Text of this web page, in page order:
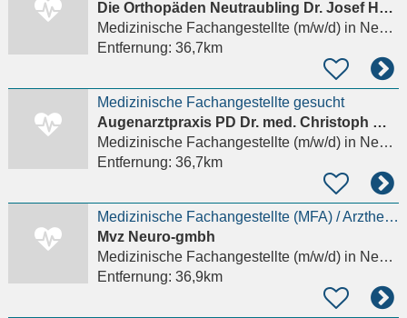
Die Orthopäden Neutraubling Dr. Josef Harrer und Dr. Christoph Schrafstetter GbR
Medizinische Fachangestellte (m/w/d)in Neutraubling
Entfernung: 36,7km
Medizinische Fachangestellte gesucht
Augenarztpraxis PD Dr. med. Christoph Winkler von Mohrenfels
Medizinische Fachangestellte (m/w/d)in Neutraubling
Entfernung: 36,7km
Medizinische Fachangestellte (MFA) / Arzthelferin (m/w/d)
Mvz Neuro-gmbh
Medizinische Fachangestellte (m/w/d)in Neutraubling
Entfernung: 36,9km